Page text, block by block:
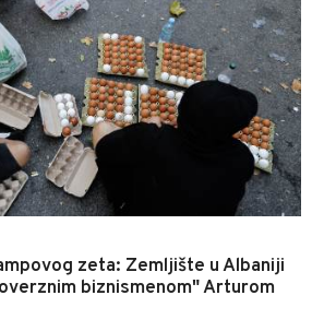
zeta: Zemljište u Albaniji
biznismenom" Arturom